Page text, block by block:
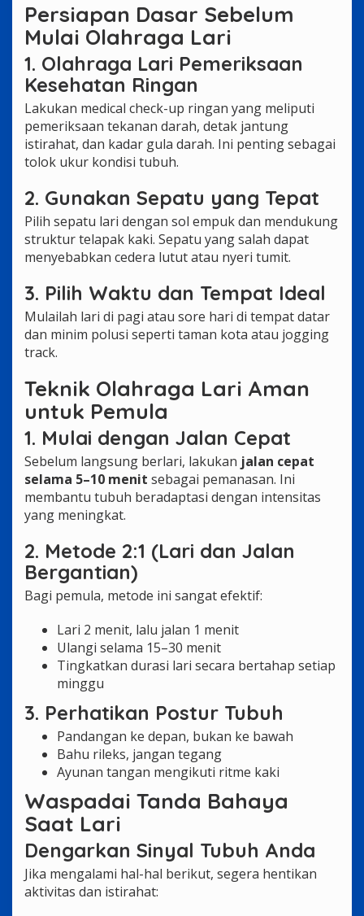
Persiapan Dasar Sebelum
Mulai Olahraga Lari
1. Olahraga Lari Pemeriksaan
Kesehatan Ringan
Lakukan medical check-up ringan yang meliputi
pemeriksaan tekanan darah, detak jantung
istirahat, dan kadar gula darah. Ini penting sebagai
tolok ukur kondisi tubuh.
2. Gunakan Sepatu yang Tepat
Pilih sepatu lari dengan sol empuk dan mendukung
struktur telapak kaki. Sepatu yang salah dapat
menyebabkan cedera lutut atau nyeri tumit.
3. Pilih Waktu dan Tempat Ideal
Mulailah lari di pagi atau sore hari di tempat datar
dan minim polusi seperti taman kota atau jogging
track.
Teknik Olahraga Lari Aman
untuk Pemula
1. Mulai dengan Jalan Cepat
Sebelum langsung berlari, lakukan jalan cepat
selama 5–10 menit sebagai pemanasan. Ini
membantu tubuh beradaptasi dengan intensitas
yang meningkat.
2. Metode 2:1 (Lari dan Jalan
Bergantian)
Bagi pemula, metode ini sangat efektif:
Lari 2 menit, lalu jalan 1 menit
Ulangi selama 15–30 menit
Tingkatkan durasi lari secara bertahap setiap
minggu
3. Perhatikan Postur Tubuh
Pandangan ke depan, bukan ke bawah
Bahu rileks, jangan tegang
Ayunan tangan mengikuti ritme kaki
Waspadai Tanda Bahaya
Saat Lari
Dengarkan Sinyal Tubuh Anda
Jika mengalami hal-hal berikut, segera hentikan
aktivitas dan istirahat: